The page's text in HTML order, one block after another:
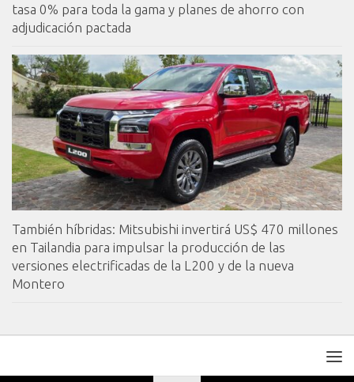
tasa 0% para toda la gama y planes de ahorro con
adjudicación pactada
También híbridas: Mitsubishi invertirá US$ 470 millones
en Tailandia para impulsar la producción de las
versiones electrificadas de la L200 y de la nueva
Montero